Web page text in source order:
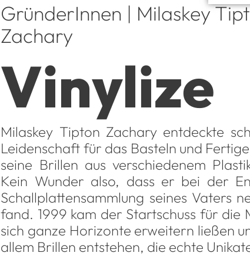
GründerInnen | Milaskey
Zachary
Vinylize
Milaskey Tipton Zachary entdeckte
Leidenschaft für das Basteln und
seine Brillen aus verschiedenem
Kein Wunder also, dass er bei der
Schallplattensammlung seines Vaters
fand. 1999 kam der Startschuss für die
sich ganze Horizonte erweitern ließen
allem Brillen entstehen, die echte